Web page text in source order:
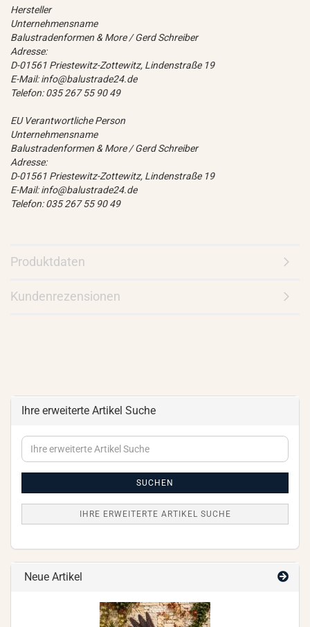
Hersteller
Unternehmensname
Balustradenformen & More / Gerd Schreiber
Adresse:
D-01561 Priestewitz-Zottewitz, Lindenstraße 19
E-Mail: info@balustrade24.de
Telefon: 035 267 55 90 49
EU Verantwortliche Person
Unternehmensname
Balustradenformen & More / Gerd Schreiber
Adresse:
D-01561 Priestewitz-Zottewitz, Lindenstraße 19
E-Mail: info@balustrade24.de
Telefon: 035 267 55 90 49
Produktdaten
Kundenrezensionen
Ihre erweiterte Artikel Suche
Ihre
erweiterte
SUCHEN
IHRE ERWEITERTE ARTIKEL SUCHE
Neue Artikel